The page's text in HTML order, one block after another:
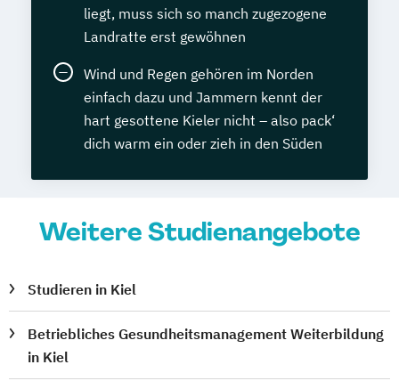
liegt, muss sich so manch zugezogene
Landratte erst gewöhnen
Wind und Regen gehören im Norden
einfach dazu und Jammern kennt der
hart gesottene Kieler nicht – also pack‘
dich warm ein oder zieh in den Süden
Weitere Studienangebote
Studieren in Kiel
Betriebliches Gesundheitsmanagement Weiterbildung
in Kiel